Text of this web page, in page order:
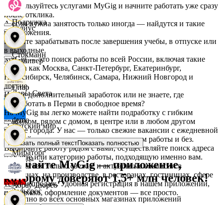
Гелиус
Гулливер
Дары Света
Детский мир
Звезда
Зельгрос
Подружка
Стокманн
Cпар
demo
Мираторг
Абрау-Дюрсо
Воспользуйтесь услугами MyGig и начните работать уже сразу
после отклика.
А если нужна занятость только иногда — найдутся и такие
предложения.
Начните зарабатывать после завершения учебы, в отпуске или
в выходные.
MyGig — это поиск работы по всей России, включая такие
города как Москва, Санкт-Петербург, Екатеринбург,
Новосибирск, Челябинск, Самара, Нижний Новгород и
другие.
Ищете дополнительный заработок или не знаете, где
подработать в Перми в свободное время?
На MyGig вы легко можете найти подработку с гибким
графиком, рядом с домом, в центре или в любом другом
районе города. У нас — только свежие вакансии с ежедневной
оплатой для мужчин и женщин, с опытом работы и без.
Выбирайте работу рядом с вами, осуществляйте поиск адреса
на карте или категорию работы, подходящую именно вам.
Предлагаем только свежие и актуальные вакансии в
магазинах, на производстве, в ресторанах, гостиницах, сфере
услуг и продаж. Удобная регистрация в нашем приложении,
поддержка, оформление документов — все просто.
Показать полный текстПоказать полностью
Скачайте MyGig — приложение,
которому доверяют 1,5+ млн человек!
Доступно во всех основных магазинах приложений